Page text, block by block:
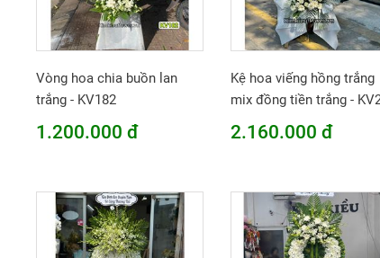
Vòng hoa chia buồn lan
trắng - KV182
1.200.000 đ
Kệ hoa viếng hồng trắng
mix đồng tiền trắng -
2.160.000 đ